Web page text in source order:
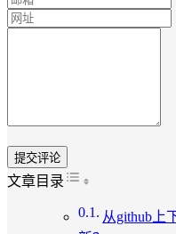
文章目录 Toggle Table of
从github上